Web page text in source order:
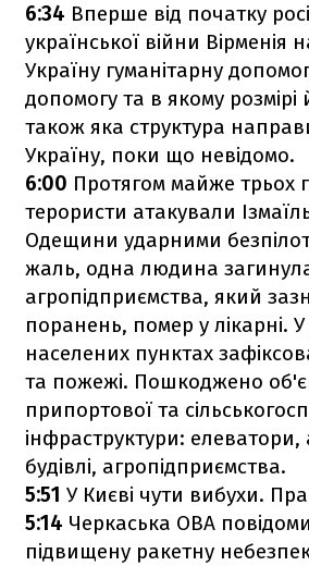
6:34 Вперше від початку
української війни Вірменія
Україну гуманітарну
допомогу та в якому розмірі
також яка структура
Україну, поки що невідомо.
6:00 Протягом майже трьох
терористи атакували
Одещини ударними
жаль, одна людина
агропідприємства, який
поранень, помер у лікарні. У
населених пунктах
та пожежі. Пошкоджено
припортової та
інфраструктури: елеватори,
будівлі, агропідприємства.
5:51 У Києві чути вибухи.
5:14 Черкаська ОВА
підвищену ракетну